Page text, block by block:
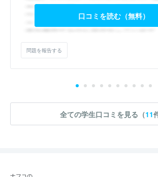
口コミを読む（無料）
問題を報告する
全ての学生口コミを見る（11
ナフコの